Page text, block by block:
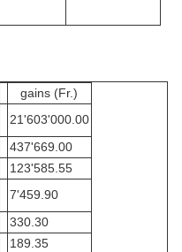
gains (Fr.)
21'603'000.00
437'669.00
123'585.55
7'459.90
330.30
189.35